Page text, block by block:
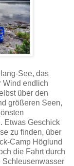
See, das
Wind endlich
über den
größeren Seen,
Etwas Geschick
zu finden, über
Camp Höglund
die Fahrt durch
Schleusenwasser